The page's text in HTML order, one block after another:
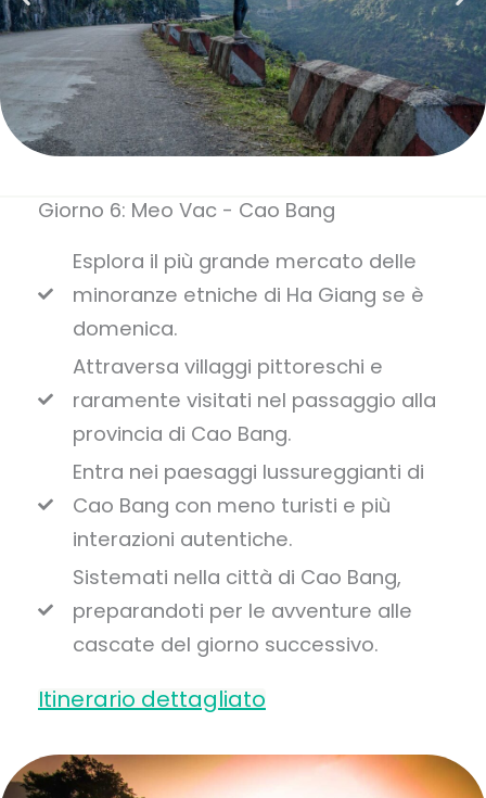
Giorno 6: Meo Vac - Cao Bang
Esplora il più grande mercato delle
minoranze etniche di Ha Giang se è
domenica.
Attraversa villaggi pittoreschi e
raramente visitati nel passaggio alla
provincia di Cao Bang.
Entra nei paesaggi lussureggianti di
Cao Bang con meno turisti e più
interazioni autentiche.
Sistemati nella città di Cao Bang,
preparandoti per le avventure alle
cascate del giorno successivo.
Itinerario dettagliato